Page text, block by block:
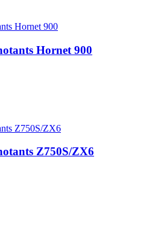
Hornet 900
Z750S/ZX6